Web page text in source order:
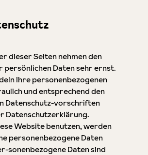
dieser Seiten nehmen den
persönlichen Daten sehr ernst.
Ihre personenbezogenen
und entsprechend den
Datenschutz-vorschriften
Datenschutzerklärung.
Website benutzen, werden
personenbezogene Daten
sonenbezogene Daten sind